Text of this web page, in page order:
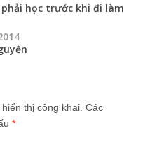
phải học trước khi đi làm
thị công khai. Các
*